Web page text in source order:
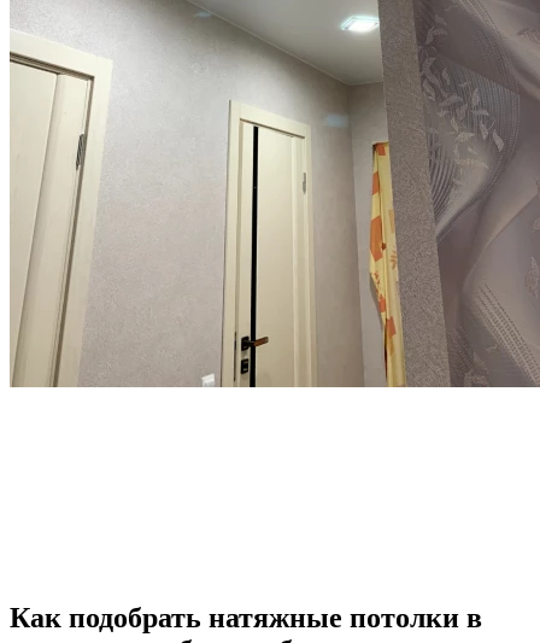
Как подобрать натяжные потолки в